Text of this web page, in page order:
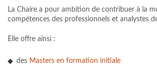
La Chaire a pour ambition de contribuer à la
compétences des professionnels et analystes
Elle offre ainsi :
des Masters en formation initiale